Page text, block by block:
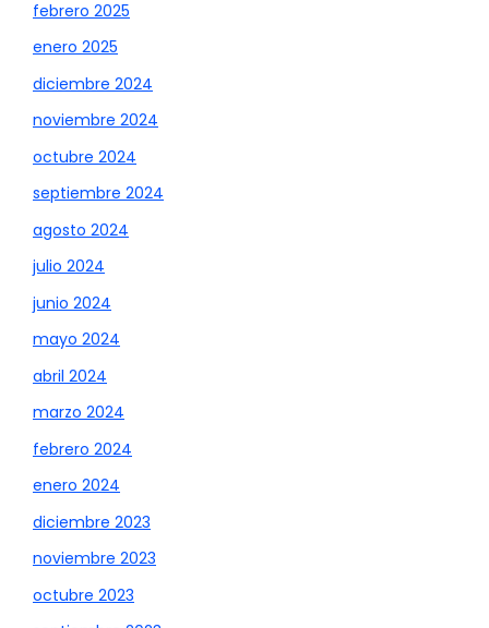
febrero 2025
enero 2025
diciembre 2024
noviembre 2024
octubre 2024
septiembre 2024
agosto 2024
julio 2024
junio 2024
mayo 2024
abril 2024
marzo 2024
febrero 2024
enero 2024
diciembre 2023
noviembre 2023
octubre 2023